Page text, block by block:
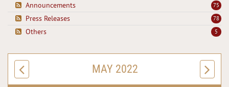
75
Announcements
78
Press Releases
5
Others
MAY 2022